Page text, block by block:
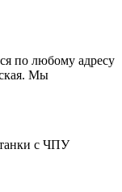
по любому адресу
Мы
с ЧПУ